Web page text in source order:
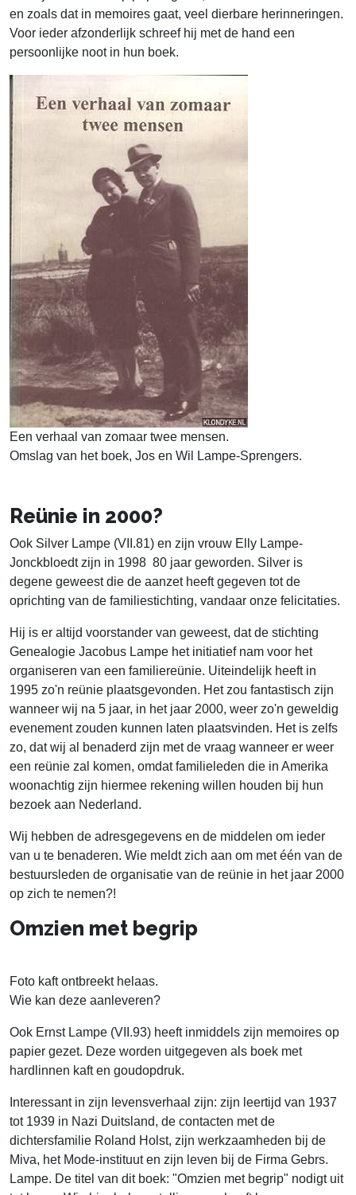
en zoals dat in memoires gaat, veel dierbare herinneringen.
Voor ieder afzonderlijk schreef hij met de hand een
persoonlijke noot in hun boek.
Een verhaal van zomaar twee mensen.
Omslag van het boek, Jos en Wil Lampe-Sprengers.
Reünie in 2000?
Ook Silver Lampe (VII.81) en zijn vrouw Elly Lampe-
Jonckbloedt zijn in 1998 80 jaar geworden. Silver is
degene geweest die de aanzet heeft gegeven tot de
oprichting van de familiestichting, vandaar onze felicitaties.
Hij is er altijd voorstander van geweest, dat de stichting
Genealogie Jacobus Lampe het initiatief nam voor het
organiseren van een familiereünie. Uiteindelijk heeft in
1995 zo'n reünie plaatsgevonden. Het zou fantastisch zijn
wanneer wij na 5 jaar, in het jaar 2000, weer zo'n geweldig
evenement zouden kunnen laten plaatsvinden. Het is zelfs
zo, dat wij al benaderd zijn met de vraag wanneer er weer
een reünie zal komen, omdat familieleden die in Amerika
woonachtig zijn hiermee rekening willen houden bij hun
bezoek aan Nederland.
Wij hebben de adresgegevens en de middelen om ieder
van u te benaderen. Wie meldt zich aan om met één van de
bestuursleden de organisatie van de reünie in het jaar 2000
op zich te nemen?!
Omzien met begrip
Foto kaft ontbreekt helaas.
Wie kan deze aanleveren?
Ook Ernst Lampe (VII.93) heeft inmiddels zijn memoires op
papier gezet. Deze worden uitgegeven als boek met
hardlinnen kaft en goudopdruk.
Interessant in zijn levensverhaal zijn: zijn leertijd van 1937
tot 1939 in Nazi Duitsland, de contacten met de
dichtersfamilie Roland Holst, zijn werkzaamheden bij de
Miva, het Mode-instituut en zijn leven bij de Firma Gebrs.
Lampe. De titel van dit boek: "Omzien met begrip" nodigt uit